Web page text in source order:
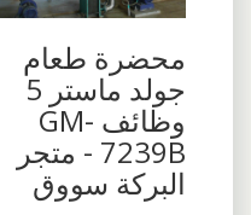
محضرة طعام
جولد ماستر 5
وظائف GM-
7239B - متجر
البركة سووق